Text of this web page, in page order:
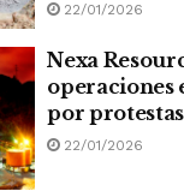
22/01/2026
Nexa
operaciones
por
22/01/2026